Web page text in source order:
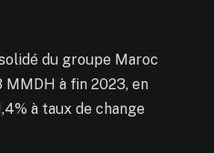
du groupe Maroc
MMDH à fin 2023, en
à taux de change